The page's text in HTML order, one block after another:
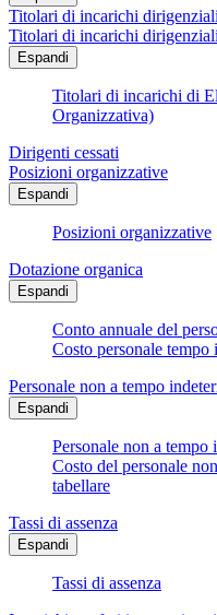
Titolari di incarichi
Titolari di incarichi
Espandi
Titolari di incarichi di
Organizzativa)
Dirigenti cessati
Posizioni organizzative
Espandi
Posizioni organizzative
Dotazione organica
Espandi
Conto annuale del
Costo personale tempo
Personale non a tempo
Espandi
Personale non a
Costo del personale
tabellare
Tassi di assenza
Espandi
Tassi di assenza